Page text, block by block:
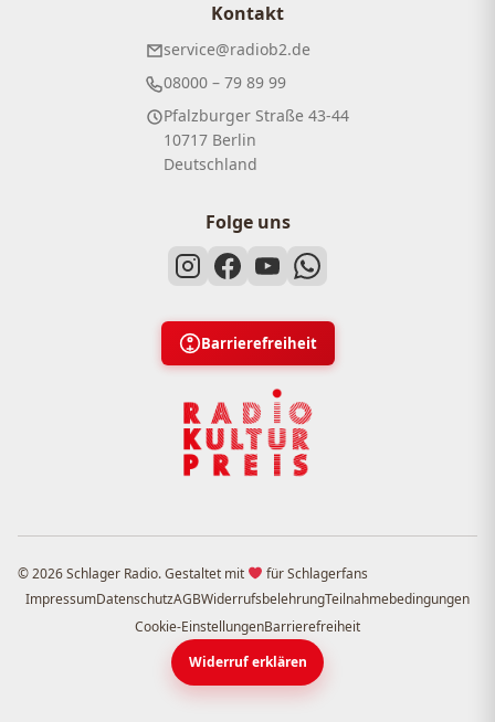
Kontakt
service@radiob2.de
08000 – 79 89 99
Pfalzburger Straße 43-44
10717 Berlin
Deutschland
Folge uns
Barrierefreiheit
© 2026 Schlager Radio. Gestaltet mit
für Schlagerfans
ImpressumDatenschutzAGBWiderrufsbelehrungTeilnahmebedingungen
Cookie-EinstellungenBarrierefreiheit
Widerruf erklären